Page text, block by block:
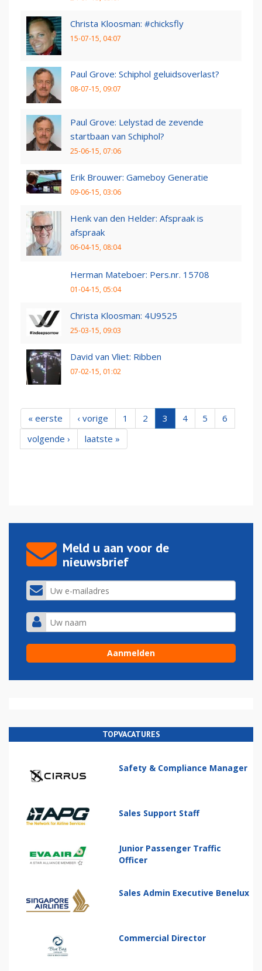
Christa Kloosman: #chicksfly
15-07-15, 04:07
Paul Grove: Schiphol geluidsoverlast?
08-07-15, 09:07
Paul Grove: Lelystad de zevende
startbaan van Schiphol?
25-06-15, 07:06
Erik Brouwer: Gameboy Generatie
09-06-15, 03:06
Henk van den Helder: Afspraak is
afspraak
06-04-15, 08:04
Herman Mateboer: Pers.nr. 15708
01-04-15, 05:04
Christa Kloosman: 4U9525
25-03-15, 09:03
David van Vliet: Ribben
07-02-15, 01:02
« eerste ‹ vorige 1 2 3 4 5
6
volgende ›
laatste »
Meld u aan voor de
nieuwsbrief
TOPVACATURES
Safety & Compliance Manager
Sales Support Staff
Junior Passenger Traffic
Officer
Sales Admin Executive Benelux
Commercial Director